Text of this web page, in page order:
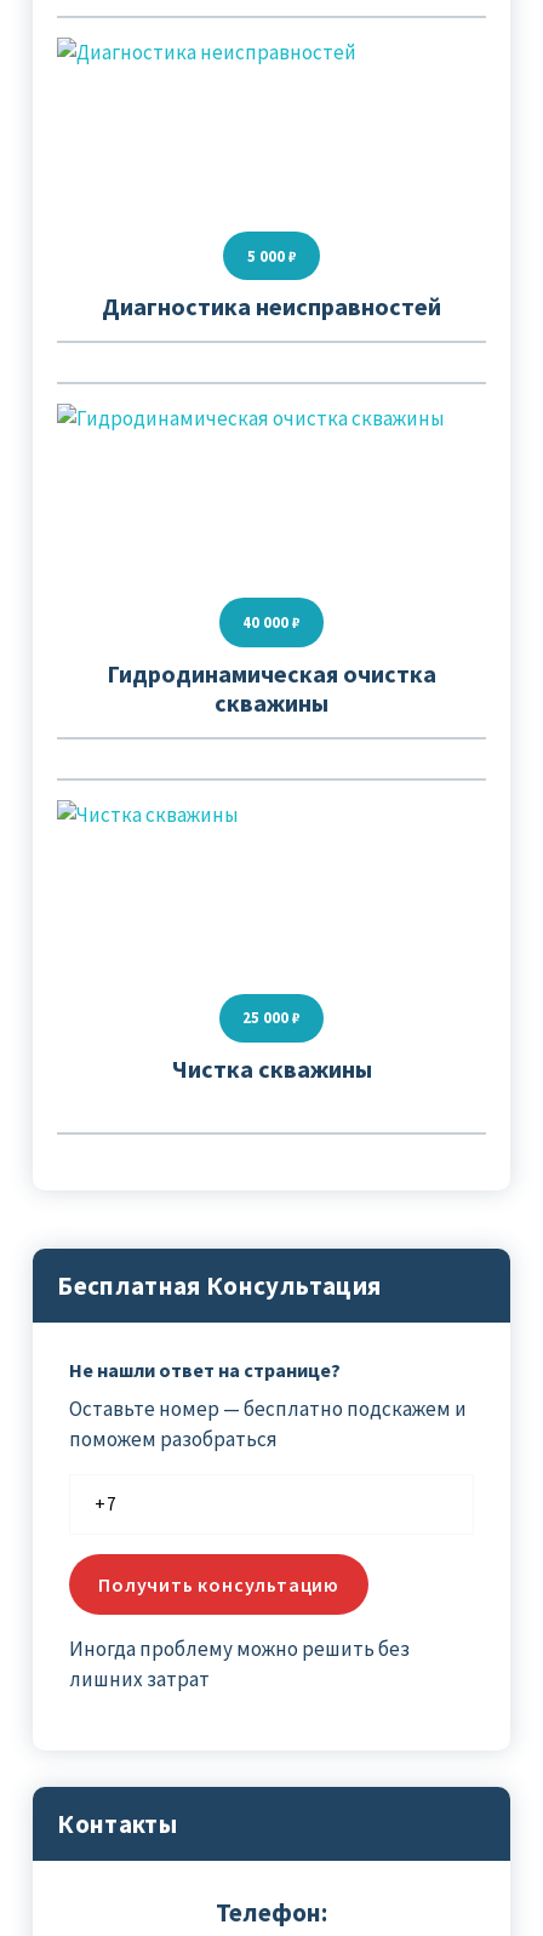
5 000 ₽
Диагностика неисправностей
40 000 ₽
Гидродинамическая очистка
скважины
25 000 ₽
Чистка скважины
Бесплатная Консультация
Не нашли ответ на странице?
Оставьте номер — бесплатно подскажем и
поможем разобраться
Иногда проблему можно решить без
лишних затрат
Контакты
Телефон: